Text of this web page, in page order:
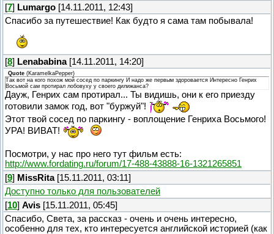
[7] Lumargo [14.11.2011, 12:43]
Спасибо за путешествие! Как будто я сама там побывала!
[8] Lenababina[14.11.2011, 14:20]
Quote (KaramelkaPepper)
Так вот на кого похож мой сосед по паркингу И надо же первым здоровается Интересно Генрих
Восьмой сам протирал лобовуху у своего дилижанса?
Дауж, Генрих сам протирал... Ты видишь, они к его приезду
готовили замок год, вот "буржуй"!
Этот твой сосед по паркингу - воплощение Генриха Восьмого!
УРА! ВИВАТ!
Посмотри, у нас про него тут фильм есть:
http://www.fordating.ru/forum/17-488-43888-16-1321265851
[9] MissRita[15.11.2011, 03:11]
Доступно только для пользователей
[10] Avis [15.11.2011, 05:45]
Спасибо, Света, за рассказ - очень и очень интересно,
особенно для тех, кто интересуется английской историей (как